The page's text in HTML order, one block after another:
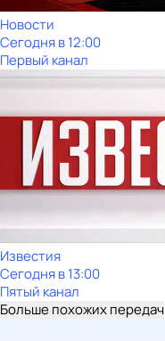
Новости
Сегодня в 12:00
Первый канал
Известия
Сегодня в 13:00
Пятый канал
Больше похожих передач